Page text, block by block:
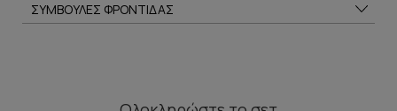
ΣΥΜΒΟΥΛΕΣ ΦΡΟΝΤΙΔΑΣ